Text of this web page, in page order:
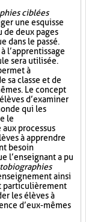
ciblées
une esquisse
de deux pages
dans le passé.
l’apprentissage
sera utilisée.
à
sa classe et de
Le concept
d’examiner
qui les
le
processus
à apprendre
besoin
l’enseignant a pu
ainsi
particulièrement
les élèves à
d’eux-mêmes